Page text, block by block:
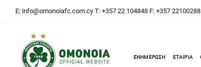
E: info@omonoiafc.com.cy T: +357 22 104848 F: +357 22100288
ΕΝΗΜΕΡΩΣΗ ΕΤΑΙΡΙΑ